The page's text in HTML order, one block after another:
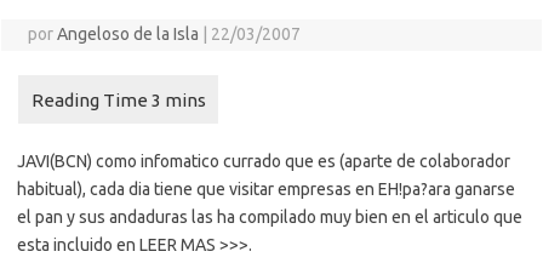
porAngeloso de la Isla 22/03/2007
JAVI(BCN) como infomatico currado que es (aparte de colaborador
habitual), cada dia tiene que visitar empresas en EH!pa?ara ganarse
el pan y sus andaduras las ha compilado muy bien en el articulo que
esta incluido en LEER MAS >>>.